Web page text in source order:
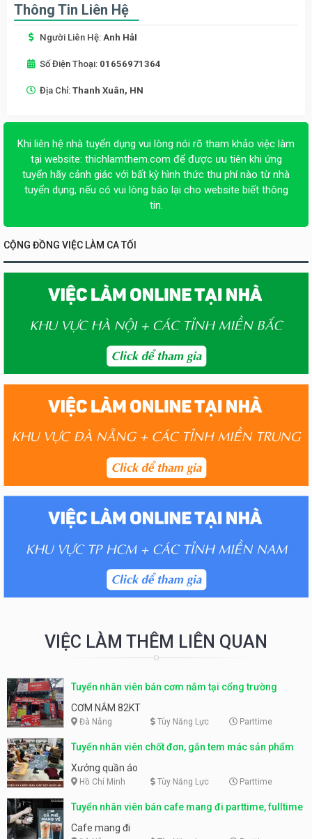
Thông Tin Liên Hệ
Người Liên Hệ: Anh HảI
Số Điện Thoại: 01656971364
Địa Chỉ: Thanh Xuân, HN
Khi liên hệ nhà tuyển dụng vui lòng nói rõ tham khảo việc làm
tại website: thichlamthem.com để được ưu tiên khi ứng
tuyển hãy cảnh giác với bất kỳ hình thức thu phí nào từ nhà
tuyển dụng, nếu có vui lòng báo lại cho website biết thông
tin.
CỘNG ĐỒNG VIỆC LÀM CA TỐI
VIỆC LÀM THÊM LIÊN QUAN
Tuyển nhân viên bán cơm nắm tại cổng trường
CƠM NẮM 82KT
Đà Nẵng Tùy Năng Lực Parttime
Tuyển nhân viên chốt đơn, gắn tem mác sản phẩm
Xưởng quần áo
Hồ Chí Minh Tùy Năng Lực Parttime
Tuyển nhân viên bán cafe mang đi parttime, fulltime
Cafe mang đi